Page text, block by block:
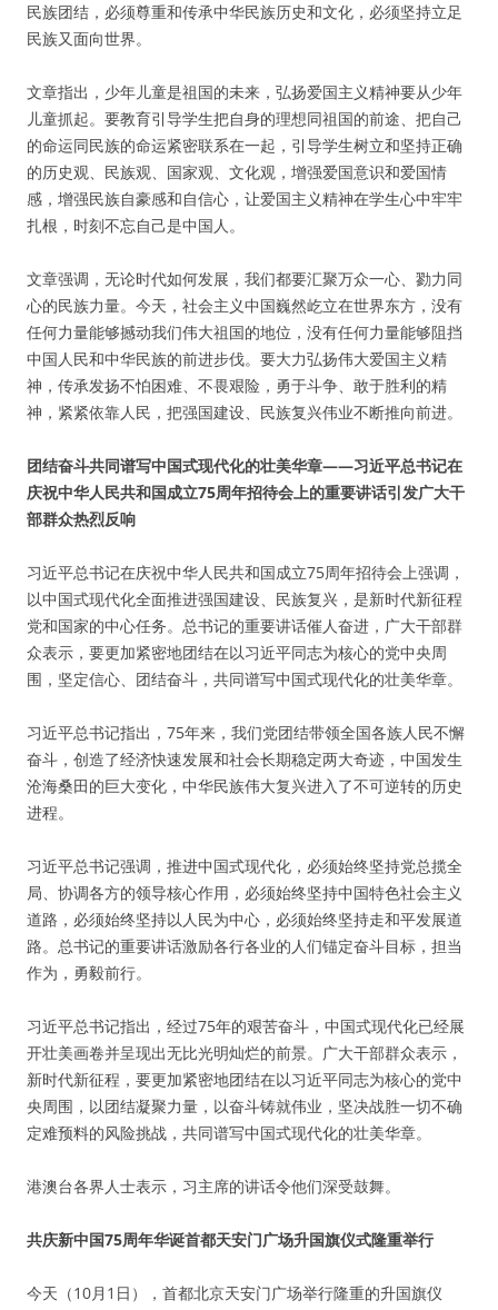
民族团结，必须尊重和传承中华民族历史和文化，必须坚持立足
民族又面向世界。
文章指出，少年儿童是祖国的未来，弘扬爱国主义精神要从少年
儿童抓起。要教育引导学生把自身的理想同祖国的前途、把自己
的命运同民族的命运紧密联系在一起，引导学生树立和坚持正确
的历史观、民族观、国家观、文化观，增强爱国意识和爱国情
感，增强民族自豪感和自信心，让爱国主义精神在学生心中牢牢
扎根，时刻不忘自己是中国人。
文章强调，无论时代如何发展，我们都要汇聚万众一心、勠力同
心的民族力量。今天，社会主义中国巍然屹立在世界东方，没有
任何力量能够撼动我们伟大祖国的地位，没有任何力量能够阻挡
中国人民和中华民族的前进步伐。要大力弘扬伟大爱国主义精
神，传承发扬不怕困难、不畏艰险，勇于斗争、敢于胜利的精
神，紧紧依靠人民，把强国建设、民族复兴伟业不断推向前进。
团结奋斗共同谱写中国式现代化的壮美华章——习近平总书记在
庆祝中华人民共和国成立75周年招待会上的重要讲话引发广大干
部群众热烈反响
习近平总书记在庆祝中华人民共和国成立75周年招待会上强调，
以中国式现代化全面推进强国建设、民族复兴，是新时代新征程
党和国家的中心任务。总书记的重要讲话催人奋进，广大干部群
众表示，要更加紧密地团结在以习近平同志为核心的党中央周
围，坚定信心、团结奋斗，共同谱写中国式现代化的壮美华章。
习近平总书记指出，75年来，我们党团结带领全国各族人民不懈
奋斗，创造了经济快速发展和社会长期稳定两大奇迹，中国发生
沧海桑田的巨大变化，中华民族伟大复兴进入了不可逆转的历史
进程。
习近平总书记强调，推进中国式现代化，必须始终坚持党总揽全
局、协调各方的领导核心作用，必须始终坚持中国特色社会主义
道路，必须始终坚持以人民为中心，必须始终坚持走和平发展道
路。总书记的重要讲话激励各行各业的人们锚定奋斗目标，担当
作为，勇毅前行。
习近平总书记指出，经过75年的艰苦奋斗，中国式现代化已经展
开壮美画卷并呈现出无比光明灿烂的前景。广大干部群众表示，
新时代新征程，要更加紧密地团结在以习近平同志为核心的党中
央周围，以团结凝聚力量，以奋斗铸就伟业，坚决战胜一切不确
定难预料的风险挑战，共同谱写中国式现代化的壮美华章。
港澳台各界人士表示，习主席的讲话令他们深受鼓舞。
共庆新中国75周年华诞首都天安门广场升国旗仪式隆重举行
今天（10月1日），首都北京天安门广场举行隆重的升国旗仪